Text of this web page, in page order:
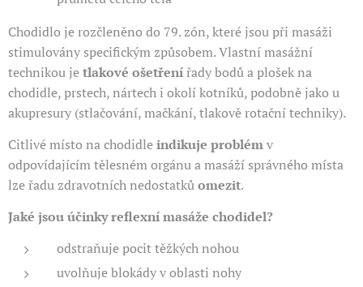
Chodidlo je rozčleněno do 79. zón, které jsou při masáži
stimulovány specifickým způsobem. Vlastní masážní
technikou jetlakové ošetřenířady bodů a plošek na
chodidle, prstech, nártech i okolí kotníků, podobně jako u
akupresury (stlačování, mačkání, tlakově rotační techniky).
Citlivé místo na chodidleindikuje problémv
odpovídajícím tělesném orgánu a masáží správného místa
lze řadu zdravotních nedostatkůomezit.
Jaké jsou účinky reflexní masáže chodidel?
odstraňuje pocit těžkých nohou
uvolňuje blokády v oblasti nohy